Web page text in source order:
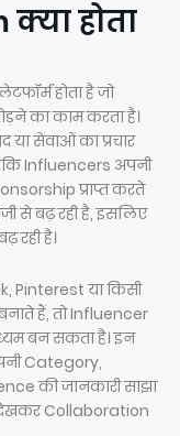
होता
होता है जो
का काम करता है।
या सेवाओं का प्रचार
Influencers अपनी
प्राप्त करते
से बढ़ रही है, इसलिए
रही है।
Pinterest या किसी
हैं, तो Influencer
बन सकता है। इन
Category,
की जानकारी साझा
Collaboration